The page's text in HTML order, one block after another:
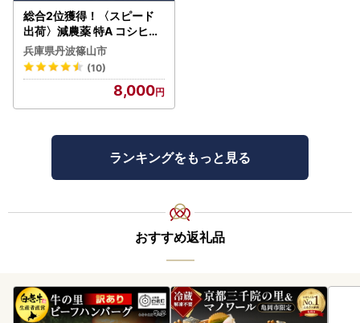
総合2位獲得！〈スピード
出荷〉減農薬 特A コシヒカ
リ 5kg 丹波篠山産 特別栽培
米 こしひかり
兵庫県丹波篠山市
(10)
8,000
ランキングをもっと見る
おすすめ返礼品